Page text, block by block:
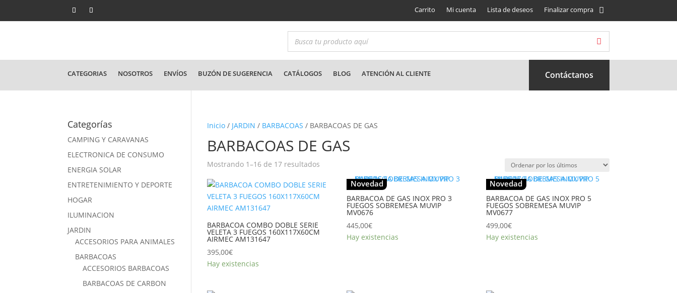
Carrito Mi cuenta Lista de deseos Finalizar compra
CATEGORIAS NOSOTROS ENVÍOS BUZÓN DE SUGERENCIA CATÁLOGOS BLOG ATENCIÓN AL CLIENTE Contáctanos
Inicio / JARDIN / BARBACOAS / BARBACOAS DE GAS
BARBACOAS DE GAS
Mostrando 1–16 de 17 resultados
los
BARBACOA COMBO DOBLE SERIE
VELETA 3 FUEGOS 160X117X60CM
AIRMEC AM131647
395,00€
Hay existencias
Novedad
BARBACOA DE GAS INOX PRO 3
FUEGOS SOBREMESA MUVIP
MV0676
445,00€
Hay existencias
Novedad
BARBACOA DE GAS INOX PRO 5
FUEGOS SOBREMESA MUVIP
MV0677
499,00€
Hay existencias
Categorías
CAMPING Y CARAVANAS
ELECTRONICA DE CONSUMO
ENERGIA SOLAR
ENTRETENIMIENTO Y DEPORTE
HOGAR
ILUMINACION
JARDIN
ACCESORIOS PARA ANIMALES
BARBACOAS
ACCESORIOS BARBACOAS
BARBACOAS DE CARBON